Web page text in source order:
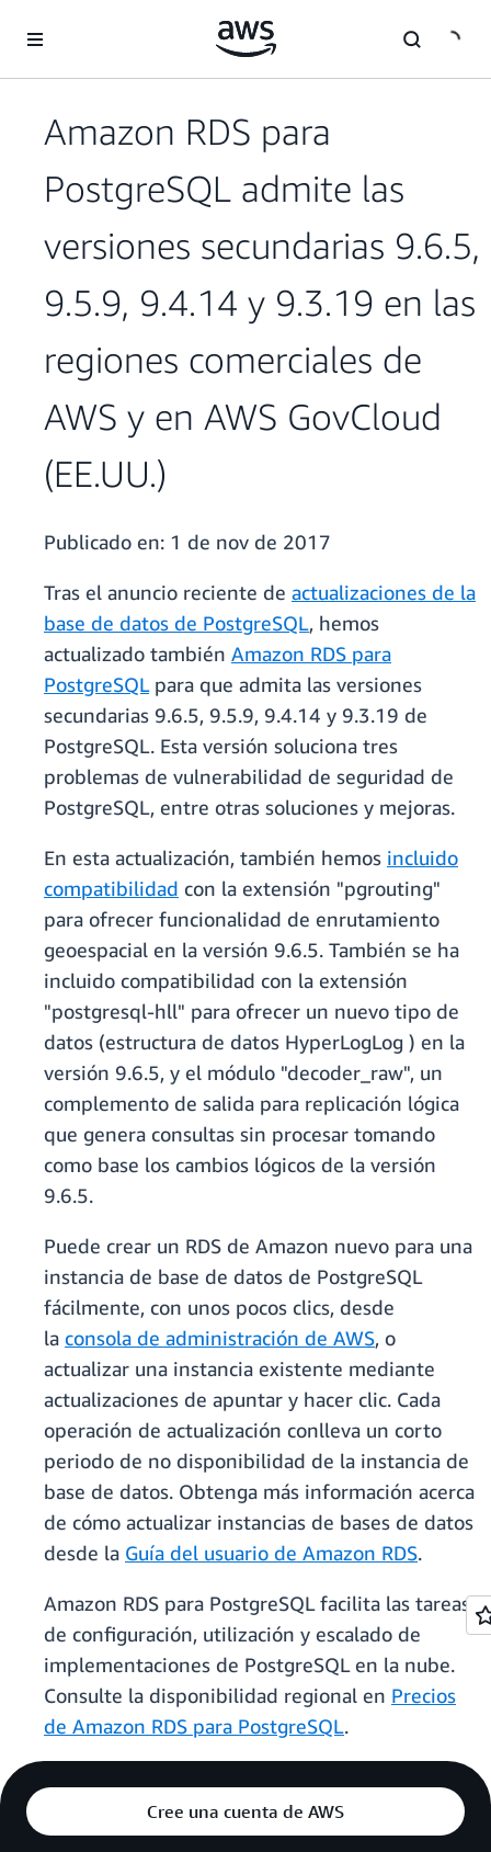
Amazon RDS para
PostgreSQL admite las
versiones secundarias 9.6.5,
9.5.9, 9.4.14 y 9.3.19 en las
regiones comerciales de
AWS y en AWS GovCloud
(EE.UU.)
Publicado en: 1 de nov de 2017
Tras el anuncio reciente de actualizaciones de la
base de datos de PostgreSQL, hemos
actualizado también Amazon RDS para
PostgreSQLpara que admita las versiones
secundarias 9.6.5, 9.5.9, 9.4.14 y 9.3.19 de
PostgreSQL. Esta versión soluciona tres
problemas de vulnerabilidad de seguridad de
PostgreSQL, entre otras soluciones y mejoras.
En esta actualización, también hemos incluido
compatibilidad con la extensión "pgrouting"
para ofrecer funcionalidad de enrutamiento
geoespacial en la versión 9.6.5. También se ha
incluido compatibilidad con la extensión
"postgresql-hll" para ofrecer un nuevo tipo de
datos (estructura de datos HyperLogLog ) en la
versión 9.6.5, y el módulo "decoder_raw", un
complemento de salida para replicación lógica
que genera consultas sin procesar tomando
como base los cambios lógicos de la versión
9.6.5.
Puede crear un RDS de Amazon nuevo para una
instancia de base de datos de PostgreSQL
fácilmente, con unos pocos clics, desde
la consola de administración de AWS, o
actualizar una instancia existente mediante
actualizaciones de apuntar y hacer clic. Cada
operación de actualización conlleva un corto
periodo de no disponibilidad de la instancia de
base de datos. Obtenga más información acerca
de cómo actualizar instancias de bases de datos
desde la Guía del usuario de Amazon RDS.
Amazon RDS para PostgreSQL facilita las tareas
de configuración, utilización y escalado de
implementaciones de PostgreSQL en la nube.
Consulte la disponibilidad regional en Precios
de Amazon RDS para PostgreSQL.
Cree una cuenta de AWS